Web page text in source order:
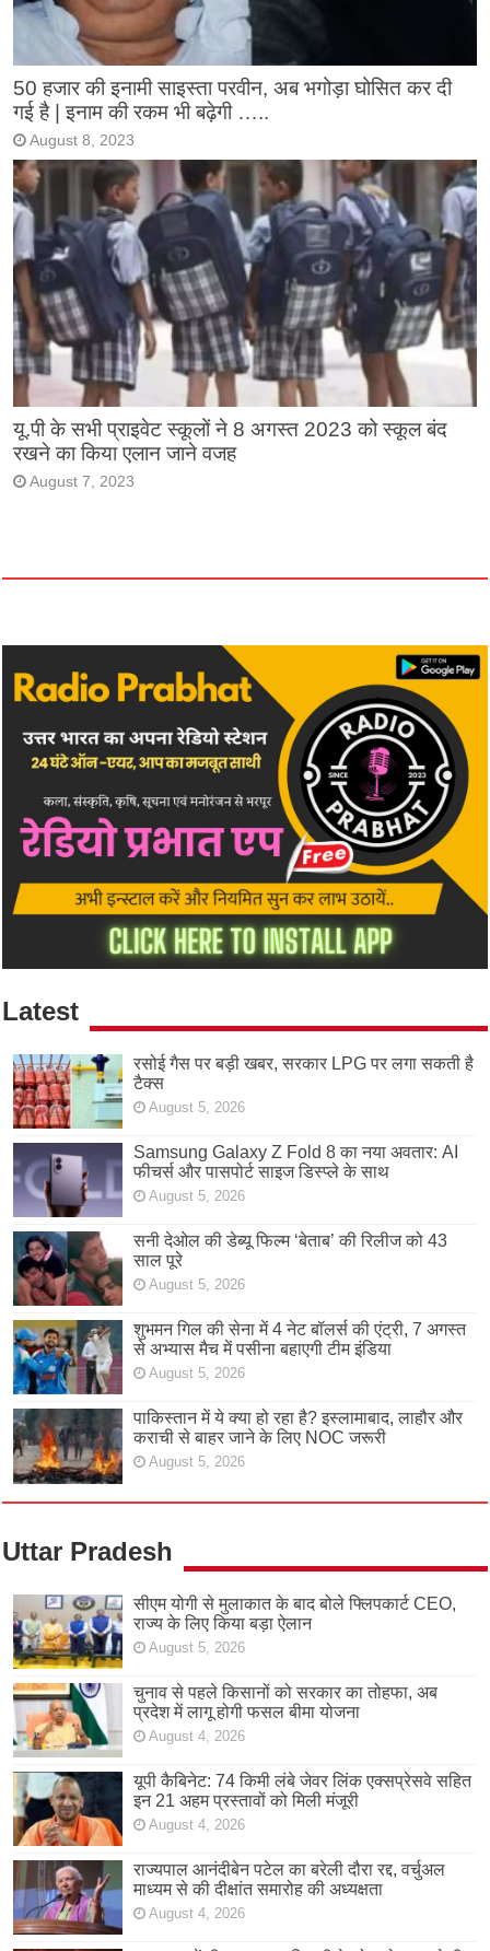
50 हजार की इनामी साइस्ता परवीन, अब भगोड़ा घोसित कर दी
गई है | इनाम की रकम भी बढ़ेगी …..
August 8, 2023
यू.पी के सभी प्राइवेट स्कूलों ने 8 अगस्त 2023 को स्कूल बंद
रखने का किया एलान जाने वजह
August 7, 2023
Latest
रसोई गैस पर बड़ी खबर, सरकार LPG पर लगा सकती है
टैक्स
August 5, 2026
Samsung Galaxy Z Fold 8 का नया अवतार: AI
फीचर्स और पासपोर्ट साइज डिस्प्ले के साथ
August 5, 2026
सनी देओल की डेब्यू फिल्म ‘बेताब’ की रिलीज को 43
साल पूरे
August 5, 2026
शुभमन गिल की सेना में 4 नेट बॉलर्स की एंट्री, 7 अगस्त
से अभ्यास मैच में पसीना बहाएगी टीम इंडिया
August 5, 2026
पाकिस्तान में ये क्या हो रहा है? इस्लामाबाद, लाहौर और
कराची से बाहर जाने के लिए NOC जरूरी
August 5, 2026
Uttar Pradesh
सीएम योगी से मुलाकात के बाद बोले फ्लिपकार्ट CEO,
राज्य के लिए किया बड़ा ऐलान
August 5, 2026
चुनाव से पहले किसानों को सरकार का तोहफा, अब
प्रदेश में लागू होगी फसल बीमा योजना
August 4, 2026
यूपी कैबिनेट: 74 किमी लंबे जेवर लिंक एक्सप्रेसवे सहित
इन 21 अहम प्रस्तावों को मिली मंजूरी
August 4, 2026
राज्यपाल आनंदीबेन पटेल का बरेली दौरा रद्द, वर्चुअल
माध्यम से की दीक्षांत समारोह की अध्यक्षता
August 4, 2026